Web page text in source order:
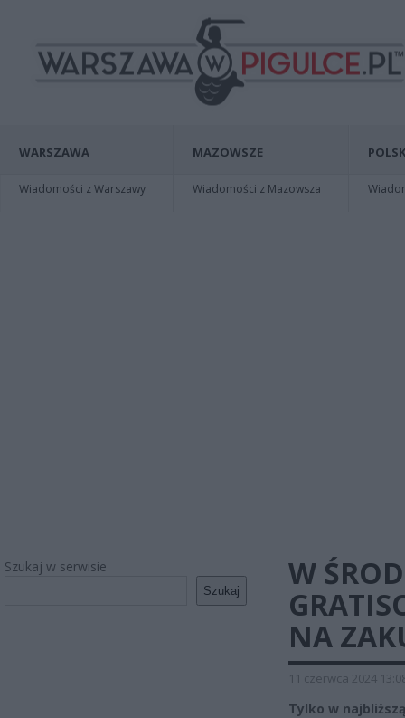
WARSZAWA
Wiadomości z Warszawy
MAZOWSZE
Wiadomości z Mazowsza
Szukaj w serwisie
Szukaj
W
NA
11 czerwca 2024
Tylko w